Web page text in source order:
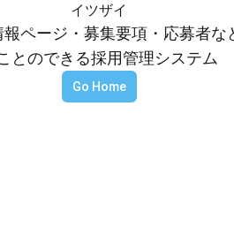
イツザイ
ページ・募集要項・応募者
とのできる採用管理システム
Go Home